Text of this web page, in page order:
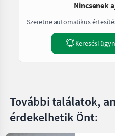
Nincsenek
Szeretne automatikus
Keresési
További találatok,
érdekelhetik Önt: